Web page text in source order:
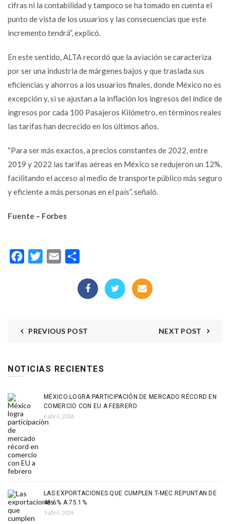
cifras ni la contabilidad y tampoco se ha tomado en cuenta el
punto de vista de los usuarios y las consecuencias que este
incremento tendrá”, explicó.
En este sentido, ALTA recordó que la aviación se caracteriza
por ser una industria de márgenes bajos y que traslada sus
eficiencias y ahorros a los usuarios finales, donde México no es
excepción y, si se ajustan a la inflación los ingresos del índice de
ingresos por cada 100 Pasajeros Kilómetro, en términos reales
las tarifas han decrecido en los últimos años.
“Para ser más exactos, a precios constantes de 2022, entre
2019 y 2022 las tarifas aéreas en México se redujeron un 12%,
facilitando el acceso al medio de transporte público más seguro
y eficiente a más personas en el país”, señaló.
Fuente – Forbes
FacebookTwitterEmail
PREVIOUS POST NEXT POST
NOTICIAS RECIENTES
MÉXICO LOGRA PARTICIPACIÓN DE MERCADO RÉCORD EN
COMERCIO CON EU A FEBRERO
6 abril, 2026
LAS EXPORTACIONES QUE CUMPLEN T-MEC REPUNTAN DE
48.6% A 75.1%
5 abril, 2026